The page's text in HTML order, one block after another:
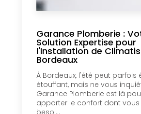
Garance Plomberie :
Solution Expertise pour
l'Installation de
Bordeaux
À Bordeaux, l'été peut parfois
étouffant, mais ne vous
Garance Plomberie est là
apporter le confort dont vous